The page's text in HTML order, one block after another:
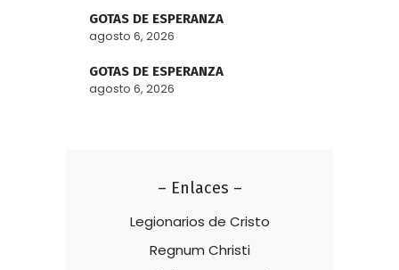
GOTAS DE ESPERANZA
agosto 6, 2026
GOTAS DE ESPERANZA
agosto 6, 2026
– Enlaces –
Legionarios de Cristo
Regnum Christi